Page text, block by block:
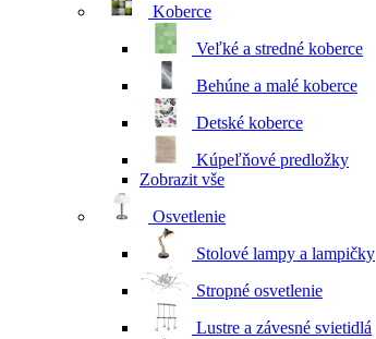
Koberce
Veľké a stredné koberce
Behúne a malé koberce
Detské koberce
Kúpeľňové predložky
Zobrazit vše
Osvetlenie
Stolové lampy a lampičky
Stropné osvetlenie
Lustre a závesné svietidlá